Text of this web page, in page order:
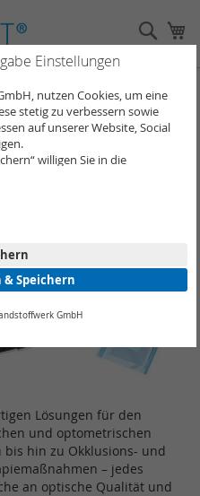
Lösungen für den
und optometrischen
bis hin zu Okklusions- und
– jedes
an optische Qualität und
Einstellungen
nutzen Cookies, um eine
stetig zu verbessern sowie
auf unserer Website, Social
willigen Sie in die
Sie Ihre Cookie-Einstellungen
Speichern
GmbH